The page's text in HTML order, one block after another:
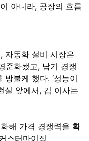
아니라, 공장의 흐름
자동화 설비 시장은
준화됐고, 납기 경쟁
불케 했다. ‘성능이
실 앞에서, 김 이사는
해 가격 경쟁력을 확
스터마이징